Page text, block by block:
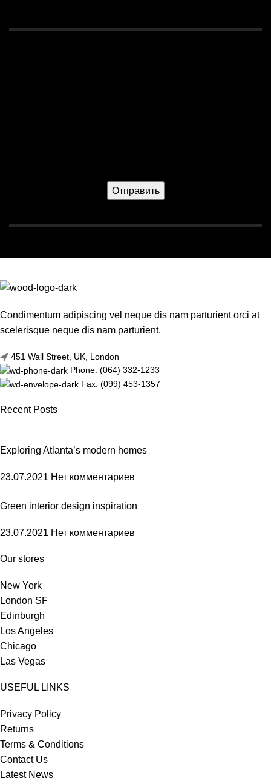
Condimentum adipiscing vel neque dis nam parturient orci at
scelerisque neque dis nam parturient.
451 Wall Street, UK, London
Phone: (064) 332-1233
Fax: (099) 453-1357
Recent Posts
Exploring Atlanta’s modern homes
23.07.2021 Нет комментариев
Green interior design inspiration
23.07.2021 Нет комментариев
Our stores
New York
London SF
Edinburgh
Los Angeles
Chicago
Las Vegas
USEFUL LINKS
Privacy Policy
Returns
Terms & Conditions
Contact Us
Latest News